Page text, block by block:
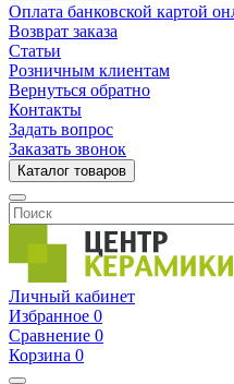
Оплата банковской картой
Возврат заказа
Статьи
Розничным клиентам
Вернуться обратно
Контакты
Задать вопрос
Заказать звонок
Каталог товаров
Личный кабинет
Избранное 0
Сравнение 0
Корзина 0